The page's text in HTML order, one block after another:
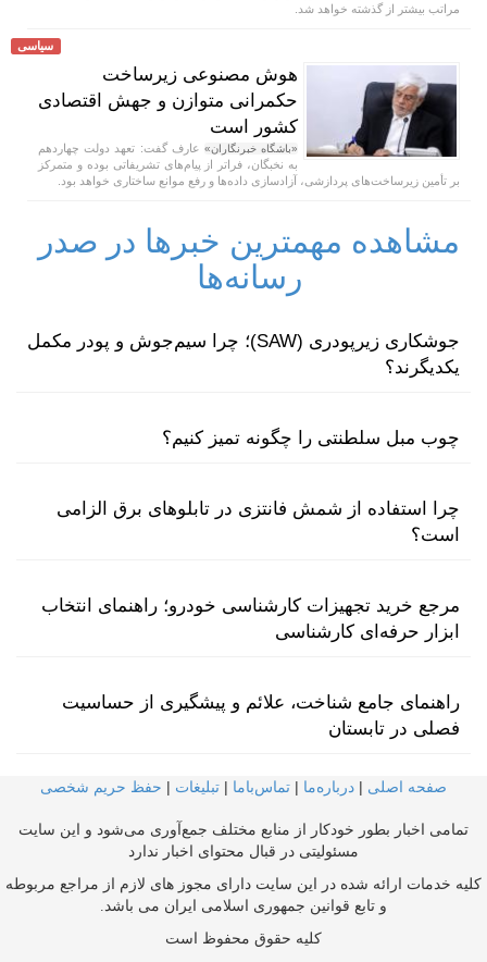
مراتب بیشتر از گذشته خواهد شد.
سیاسی
هوش مصنوعی زیرساخت
حکمرانی متوازن و جهش اقتصادی
کشور است
«باشگاه خبرنگاران» عارف گفت: تعهد دولت چهاردهم
به نخبگان، فراتر از پیام‌های تشریفاتی بوده و متمرکز
بر تأمین زیرساخت‌های پردازشی، آزادسازی داده‌ها و رفع موانع ساختاری خواهد بود.
مشاهده مهمترین خبرها در صدر
رسانه‌ها
جوشکاری زیرپودری (SAW)؛ چرا سیم‌جوش و پودر مکمل
یکدیگرند؟
چوب مبل سلطنتی را چگونه تمیز کنیم؟
چرا استفاده از شمش فانتزی در تابلوهای برق الزامی
است؟
مرجع خرید تجهیزات کارشناسی خودرو؛ راهنمای انتخاب
ابزار حرفه‌ای کارشناسی
راهنمای جامع شناخت، علائم و پیشگیری از حساسیت
فصلی در تابستان
صفحه اصلی | درباره‌ما | تماس‌با‌ما | تبلیغات | حفظ حریم شخصی
تمامی اخبار بطور خودکار از منابع مختلف جمع‌آوری می‌شود و این سایت
مسئولیتی در قبال محتوای اخبار ندارد
کلیه خدمات ارائه شده در این سایت دارای مجوز های لازم از مراجع مربوطه
و تابع قوانین جمهوری اسلامی ایران می باشد.
کلیه حقوق محفوظ است